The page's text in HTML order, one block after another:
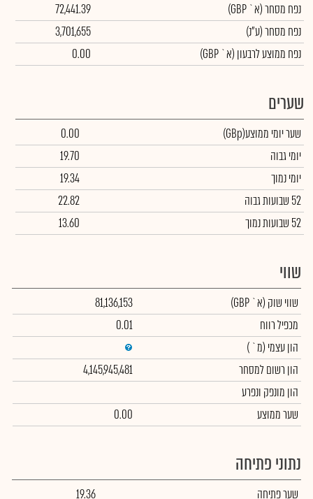
נפח מסחר(א` GBP)
72,441.39
נפח מסחר(ע"נ)
3,701,655
נפח ממוצע לרבעון (א` GBP)
0.00
שערים
שער יומי ממוצע(GBp)
0.00
יומי גבוה
19.70
יומי נמוך
19.34
52 שבועות גבוה
22.82
52 שבועות נמוך
13.60
שווי
שווי שוק (א` GBP)
81,136,153
מכפיל רווח
0.01
הון עצמי (מ` )
הון רשום למסחר
4,145,945,481
הון מונפק ונפרע
שער ממוצע
0.00
נתוני פתיחה
שער פתיחה 19.36